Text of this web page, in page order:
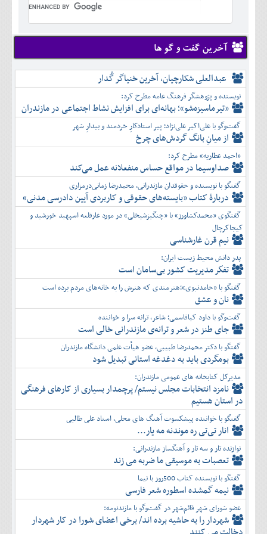
دی
بهمن
اسفند
آبان
آذر
دی
بهمن
اسفند
شهريور
مهر
آبان
آذر
دی
بهمن
اسفند
تير
مرداد
شهريور
مهر
آبان
آذر
دی
بهمن
اسفند
آخرین گفت و گو ها
عبدالعلی شکارچیان، آخرین خنیاگر گُدار
نویسنده و پژوهشگر فرهنگ عامه مطرح کرد:
«تیرماسیزه‌شو»؛ بهانه‌ای برای افزایش نشاط اجتماعی در مازندران
گفت‌وگو با علی‌اکبر علی‌نژاد؛ پیر استادکارِ خردمند و بیدارِ شهر
از میانِ بانگ گردش‌های چرخ
«احمد عطاریه» مطرح کرد:
صداوسیما در مواقع حساس منفعلانه عمل می‌کند
گفتگو با نویسنده و حقوقدان مازندرانی، محمدرضا زمانی‌درمزاری
دربارۀ کتاب ”بایسته‌های حقوقی و کاربردی آیین دادرسی مدنی»
گفتگوی «محمدکشاورز» با «چنگیزشیخلی» در مورد غارقلعه اسپهبد خورشید و
کیجاکرچال
نیم قرن غارشناسی
پدر دانش محیط زیست ایران:
تفكر مديريت کشور بی‌سامان است
گفتگو با «حامدنبوی»؛هنرمندی که هنرش را به خانه‌های مردم برده است
نان و عشق
گفت‌وگو با داود کیاقاسمی؛ شاعر، ترانه سرا و خواننده
جای طنز در شعر و ترانه‌ی مازندرانی خالی است
گفتگو با دکتر محمدرضا طبیبی، عضو هیأت علمی دانشگاه مازندران
بومگردی باید به دغدغه استانی تبدیل شود
مدیرکل کتابخانه های عمومی مازندران:
نامزد انتخابات مجلس نیستم/ پرچمدار بسیاری از کارهای فرهنگی
در استان هستیم
گفتگو با خواننده پیشکسوت آهنگ های محلی، استاد علی طالبی
انار تی‌تی ره موندنه مه یار...
نوازنده تار و سه تار و آهنگساز مازندرانی:
تعصبات به موسیقی ما ضربه می زند
گفتگو با نویسنده کتاب 500روز با نیما
نیمه گمشده اسطوره شعر فارسی
عضو شورای شهر قائم‌شهر در گفت‌و‌گو با مازندنومه:
شهردار را به حاشیه برده اند/ برخی اعضای شورا در کار شهردار